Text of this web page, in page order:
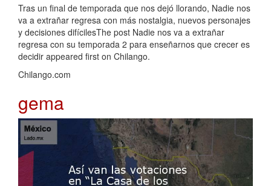
Tras un final de temporada que nos dejó llorando, Nadie nos
va a extrañar regresa con más nostalgia, nuevos personajes
y decisiones difícilesThe post Nadie nos va a extrañar
regresa con su temporada 2 para enseñarnos que crecer es
decidir appeared first on Chilango.
Chilango.com
gema